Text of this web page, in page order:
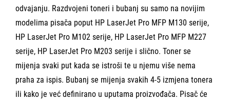
odvajanju. Razdvojeni toneri i bubanj su samo na novijim
modelima pisača poput HP LaserJet Pro MFP M130 serije,
HP LaserJet Pro M102 serije, HP LaserJet Pro MFP M227
serije, HP LaserJet Pro M203 serije i slično. Toner se
mijenja svaki put kada se istroši te u njemu više nema
praha za ispis. Bubanj se mijenja svakih 4-5 izmjena tonera
ili kako je već definirano u uputama proizvođača. Pisač će